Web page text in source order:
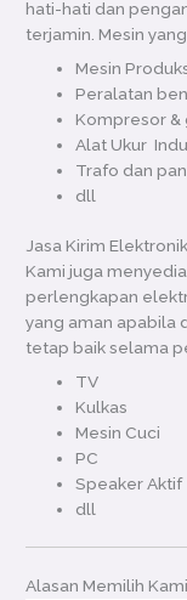
hati-hati dan
terjamin. Mesin
Mesin
Peralatan
Kompresor &
Alat Ukur
Trafo dan
dll
Jasa Kirim
Kami juga
perlengkapan
yang aman apabila
tetap baik selama
TV
Kulkas
Mesin Cuci
PC
Speaker Aktif
dll
Alasan Memilih